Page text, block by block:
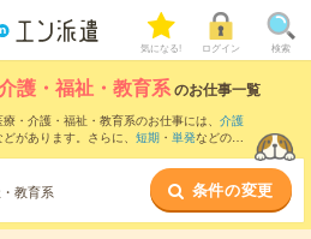
気になる! ログイン 検索
護・福祉・教育系のお仕事一覧
・介護・福祉・教育系のお仕事には、 介護
どがあります。さらに、 短期 ・ 単発などの期
教育系 条件の変更